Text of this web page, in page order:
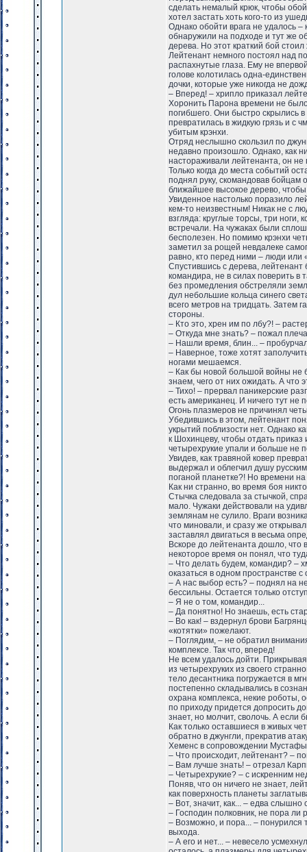
сделать немалый крюк, чтобы
хотел застать хоть кого-то из
Однако обойти врага не удалось
обнаружили на подходе и тут же
дерева. Но этот краткий бой
Лейтенант немного постоял над
распахнутые глаза. Ему не
голове колотилась одна-
дочки, которые уже никогда не
– Вперед! – хрипло приказал
Хоронить Парона времени не
погибшего. Они быстро скрылись
превратилась в жидкую грязь и с
убитым крэнхи.
Отряд неслышно скользил по
недавно произошло. Однако, как
настораживали лейтенанта, он не
Только когда до места событий
поднял руку, скомандовав
ближайшее высокое дерево, чтобы
Увиденное настолько поразило
кем-то неизвестным! Никак не с
взгляда: круглые торсы, три ноги,
встречали. На чужаках были
бесполезен. Но помимо крэнхи
заметил за рощей невдалеке
равно, кто перед ними – люди или
Спустившись с дерева,
командира, не в силах поверить в
без промедления обстреляли
дул небольшие кольца синего
всего метров на тридцать. Затем
стороны.
– Кто это, хрен им по лбу?! –
– Откуда мне знать? – пожал
– Нашли время, блин... –
– Наверное, тоже хотят
ногами мешаемся.
– Как бы новой большой войны не
знаем, чего от них ожидать. А что
– Тихо! – прервал паникерские
есть американец. И ничего тут не
Огонь плазмеров не причинял
Убедившись в этом, лейтенант
укрытий поблизости нет. Однако
к Шохинцеву, чтобы отдать приказ
четырехрукие упали и больше не
Увидев, как травяной ковер
выдержал и облегчил душу
поганой планетке?! Но времени
Как ни странно, во время боя
Стычка следовала за стычкой,
мало. Чужаки действовали на
землянам не сулило. Враги
что миновали, и сразу же
заставлял двигаться в весьма
Вскоре до лейтенанта дошло, что
некоторое время он понял, что
– Что делать будем, командир? –
оказаться в одном пространстве
– А нас выбор есть? – поднял на
бессильны. Остается только
– Я не о том, командир...
– Да понятно! Но знаешь, есть
– Во как! – вздернул брови
«котятки» пожелают.
– Поглядим, – не обратил
комплексе. Так что, вперед!
Не всем удалось дойти.
из четырехруких из своего
тело десантника погружается в
постепенно складывались в
охрана комплекса, некие роботы,
по приходу придется допросить
знает, но молчит, сволочь. А если
Как только оставшиеся в живых
обратно в джунгли, прекратив
Хеменс в сопровождении
– Что происходит, лейтенант? –
– Вам лучше знать! – отрезал
– Четырехрукие? – с искренним
Поняв, что он ничего не знает,
как поверхность планеты
– Вот, значит, как... – едва слышно
– Господин полковник, не пора ли
– Возможно, и пора... – понурился
выхода.
– А его и нет... – невесело